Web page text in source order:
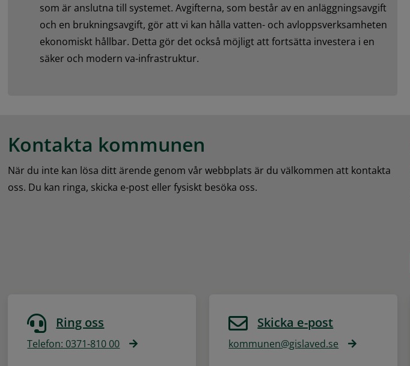
som är anslutna till systemet. Avgifterna, som består av en anläggningsavgift
och en brukningsavgift, gör att vi kan hålla vatten- och avloppsverksamheten
ekonomiskt hållbar. Detta gör det också möjligt att fortsätta investera i en
säker och modern va-infrastruktur.
Kontakta kommunen
När du inte kan lösa ditt ärende genom vår webbplats är du välkommen att kontakta
oss. Du kan ringa, skicka e-post eller fysiskt besöka oss.
Ring oss
Telefon: 0371-810 00
Skicka e-post
kommunen@gislaved.se